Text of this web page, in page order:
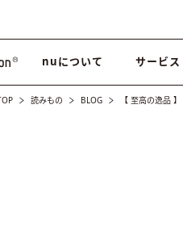
nuについて サービス
読みもの BLOG 【 至高の逸品 】